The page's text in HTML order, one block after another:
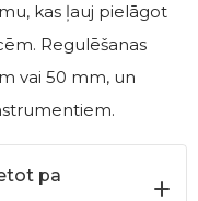
kas ļauj pielāgot
Regulēšanas
vai 50 mm, un
pa